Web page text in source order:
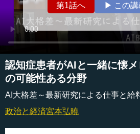
第1話へ ▶ この講
認知症患者がAIと一緒に懐
の可能性ある分野
AI大格差～最新研究による仕事と給
政治と経済宮本弘曉